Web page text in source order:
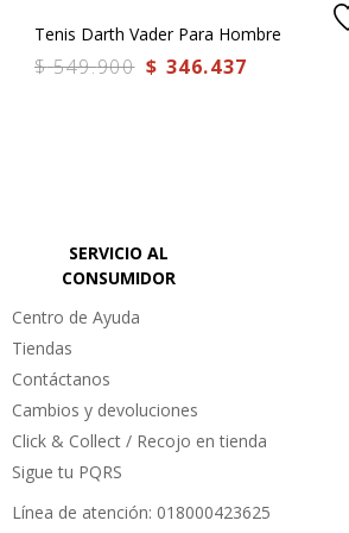
Tenis Darth Vader Para Hombre
$ 549.900 $ 346.437
SERVICIO AL
CONSUMIDOR
Centro de Ayuda
Tiendas
Contáctanos
Cambios y devoluciones
Click & Collect / Recojo en tienda
Sigue tu PQRS
Línea de atención: 018000423625